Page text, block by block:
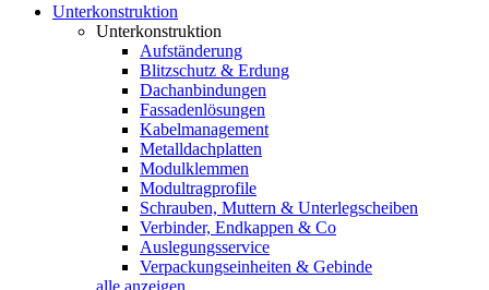
Unterkonstruktion
Unterkonstruktion
Aufständerung
Blitzschutz & Erdung
Dachanbindungen
Fassadenlösungen
Kabelmanagement
Metalldachplatten
Modulklemmen
Modultragprofile
Schrauben, Muttern & Unterlegscheiben
Verbinder, Endkappen & Co
Auslegungsservice
Verpackungseinheiten & Gebinde
alle anzeigen